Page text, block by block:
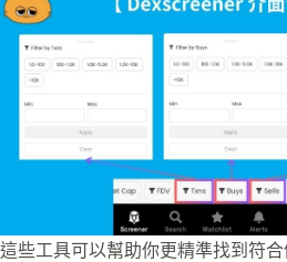
這些工具可以幫助你更精準找到符合